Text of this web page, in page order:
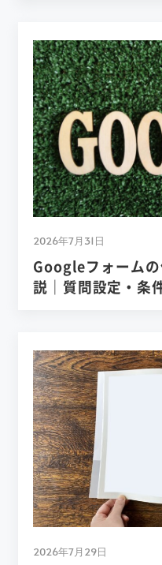
2026年7月31日
Googleフォーム
説｜質問設定・条
2026年7月29日